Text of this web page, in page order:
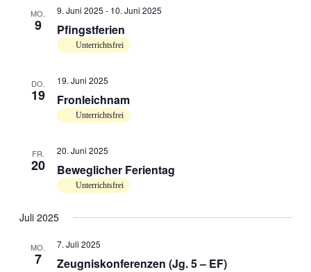
MO.
9 Pfingstferien
9. Juni 2025 - 10. Juni 2025
Unterrichtsfrei
DO.
19 Fronleichnam
19. Juni 2025
Unterrichtsfrei
FR.
20 Beweglicher Ferientag
20. Juni 2025
Unterrichtsfrei
Juli 2025
MO.
7 Zeugniskonferenzen (Jg. 5 – EF)
7. Juli 2025